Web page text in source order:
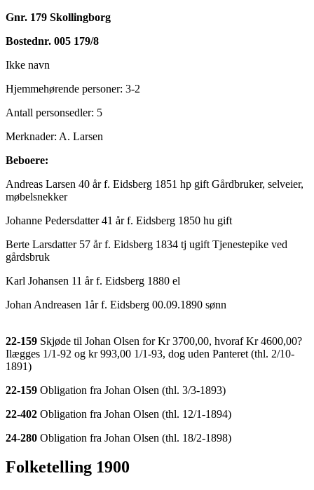
Gnr. 179 Skollingborg
Bostednr. 005 179/8
Ikke navn
Hjemmehørende personer: 3-2
Antall personsedler: 5
Merknader: A. Larsen
Beboere:
Andreas Larsen 40 år f. Eidsberg 1851 hp gift Gårdbruker, selveier,
møbelsnekker
Johanne Pedersdatter 41 år f. Eidsberg 1850 hu gift
Berte Larsdatter 57 år f. Eidsberg 1834 tj ugift Tjenestepike ved
gårdsbruk
Karl Johansen 11 år f. Eidsberg 1880 el
Johan Andreasen 1år f. Eidsberg 00.09.1890 sønn
22-159 Skjøde til Johan Olsen for Kr 3700,00, hvoraf Kr 4600,00?
Ilægges 1/1-92 og kr 993,00 1/1-93, dog uden Panteret (thl. 2/10-
1891)
22-159 Obligation fra Johan Olsen (thl. 3/3-1893)
22-402 Obligation fra Johan Olsen (thl. 12/1-1894)
24-280 Obligation fra Johan Olsen (thl. 18/2-1898)
Folketelling 1900